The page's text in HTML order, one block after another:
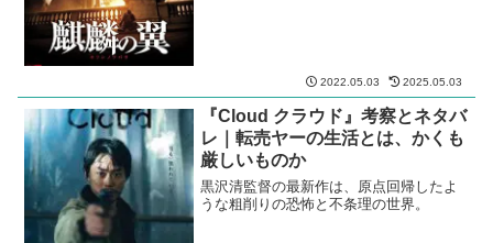
2022.05.03 2025.05.03
『Cloud クラウド』考察とネタバ
レ｜転売ヤーの生活とは、かくも
厳しいものか
黒沢清監督の最新作は、原点回帰したよ
うな粗削りの恐怖と不条理の世界。